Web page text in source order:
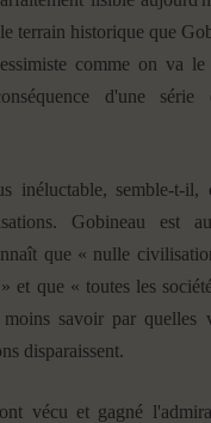
terrain historique que
comme on va
d'une série
inéluctable, semble-t-il,
Gobineau est
que « nulle
et que « toutes les
savoir par quelles
disparaissent.
vécu et gagné